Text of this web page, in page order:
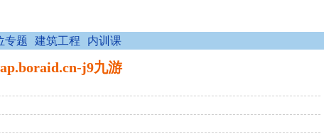
专题 建筑工程 内训课
j9九游